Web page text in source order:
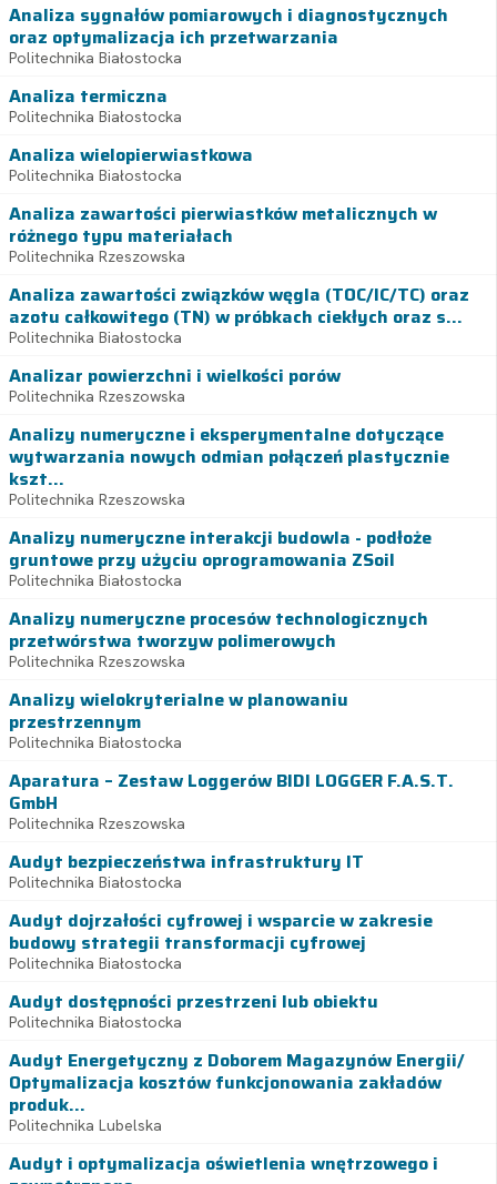
Analiza sygnałów pomiarowych i diagnostycznych
oraz optymalizacja ich przetwarzania
Politechnika Białostocka
Analiza termiczna
Politechnika Białostocka
Analiza wielopierwiastkowa
Politechnika Białostocka
Analiza zawartości pierwiastków metalicznych w
różnego typu materiałach
Politechnika Rzeszowska
Analiza zawartości związków węgla (TOC/IC/TC) oraz
azotu całkowitego (TN) w próbkach ciekłych oraz s...
Politechnika Białostocka
Analizar powierzchni i wielkości porów
Politechnika Rzeszowska
Analizy numeryczne i eksperymentalne dotyczące
wytwarzania nowych odmian połączeń plastycznie
kszt...
Politechnika Rzeszowska
Analizy numeryczne interakcji budowla - podłoże
gruntowe przy użyciu oprogramowania ZSoil
Politechnika Białostocka
Analizy numeryczne procesów technologicznych
przetwórstwa tworzyw polimerowych
Politechnika Rzeszowska
Analizy wielokryterialne w planowaniu
przestrzennym
Politechnika Białostocka
Aparatura – Zestaw Loggerów BIDI LOGGER F.A.S.T.
GmbH
Politechnika Rzeszowska
Audyt bezpieczeństwa infrastruktury IT
Politechnika Białostocka
Audyt dojrzałości cyfrowej i wsparcie w zakresie
budowy strategii transformacji cyfrowej
Politechnika Białostocka
Audyt dostępności przestrzeni lub obiektu
Politechnika Białostocka
Audyt Energetyczny z Doborem Magazynów Energii/
Optymalizacja kosztów funkcjonowania zakładów
produk...
Politechnika Lubelska
Audyt i optymalizacja oświetlenia wnętrzowego i